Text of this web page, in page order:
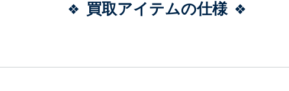
買取アイテムの仕様